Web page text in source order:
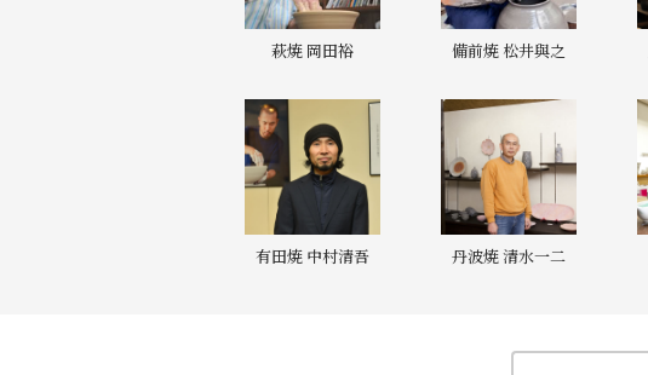
萩焼 岡田裕 備前焼 松井與之
有田焼 中村清吾 丹波焼 清水一二